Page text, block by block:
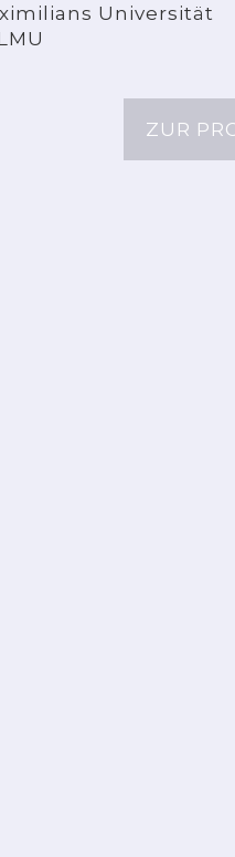
Universität
ZUR